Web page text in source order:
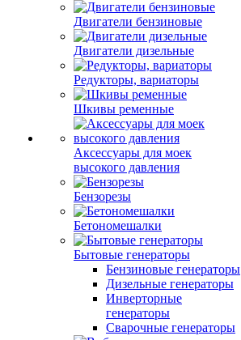
Двигатели бензиновые
Двигатели дизельные
Редукторы, вариаторы
Шкивы ременные
Аксессуары для моек
высокого давления
Бензорезы
Бетономешалки
Бытовые генераторы
Бензиновые генераторы
Дизельные генераторы
Инверторные
генераторы
Сварочные генераторы